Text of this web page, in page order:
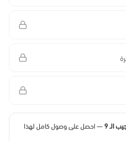
الـ 9
— احصل على وصول كامل لهذا